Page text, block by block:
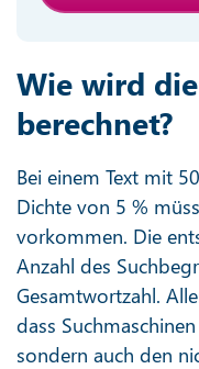
Wie wird
berechnet?
Bei einem Text mit
Dichte von 5 %
vorkommen. Die
Anzahl des
Gesamtwortzahl.
dass
sondern auch den